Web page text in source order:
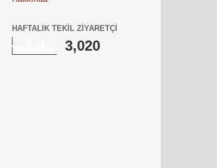
HAFTALIK TEKIL ZIYARETÇI
3,020